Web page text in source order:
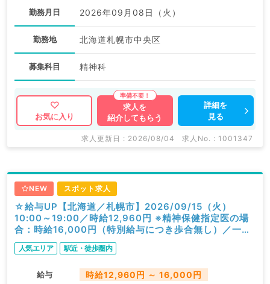
勤務月日 2026年09月08日（火）
勤務地 北海道札幌市中央区
募集科目 精神科
お気に入り
求人を
紹介してもらう
詳細を
見る
求人更新日 : 2026/08/04 求人No. : 1001347
NEW スポット求人
☆給与UP【北海道／札幌市】2026/09/15（火）
10:00～19:00／時給12,960円 ※精神保健指定医の場
合：時給16,000円（特別給与につき歩合無し）／一般
外来／精神科
人気エリア 駅近・徒歩圏内
給与 時給12,960円 ～ 16,000円